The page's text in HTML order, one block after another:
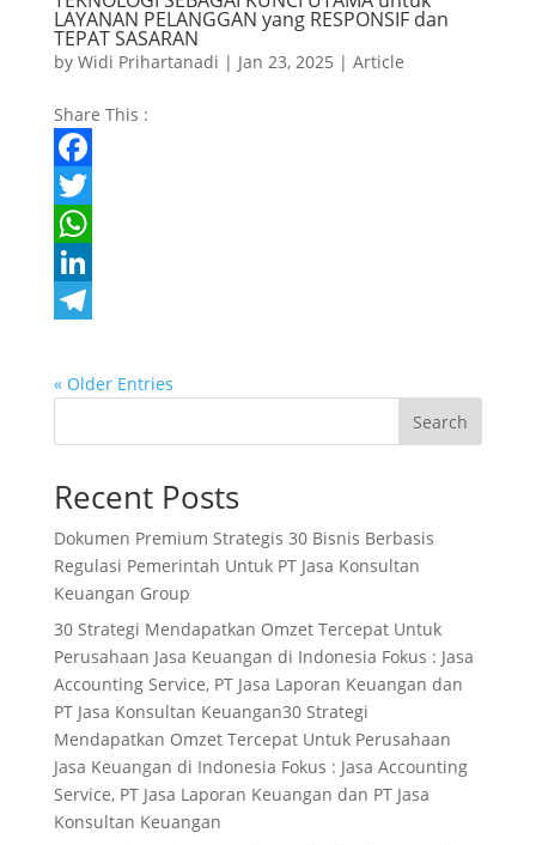
p
I
n
r
a
m
LAYANAN PELANGGAN yang RESPONSIF dan
TEPAT SASARAN
by Widi Prihartanadi | Jan 23, 2025 | Article
Share This :
F
a
c
e
o
k
T
w
t
r
W
h
t
A
p
p
L
n
e
d
I
n
e
e
g
r
a
m
« Older Entries
Search
Recent Posts
Dokumen Premium Strategis 30 Bisnis Berbasis
Regulasi Pemerintah Untuk PT Jasa Konsultan
Keuangan Group
30 Strategi Mendapatkan Omzet Tercepat Untuk
Perusahaan Jasa Keuangan di Indonesia Fokus : Jasa
Accounting Service, PT Jasa Laporan Keuangan dan
PT Jasa Konsultan Keuangan30 Strategi
Mendapatkan Omzet Tercepat Untuk Perusahaan
Jasa Keuangan di Indonesia Fokus : Jasa Accounting
Service, PT Jasa Laporan Keuangan dan PT Jasa
Konsultan Keuangan